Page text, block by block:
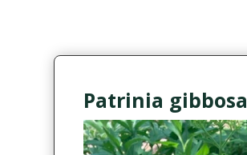
Patrinia gibbosa